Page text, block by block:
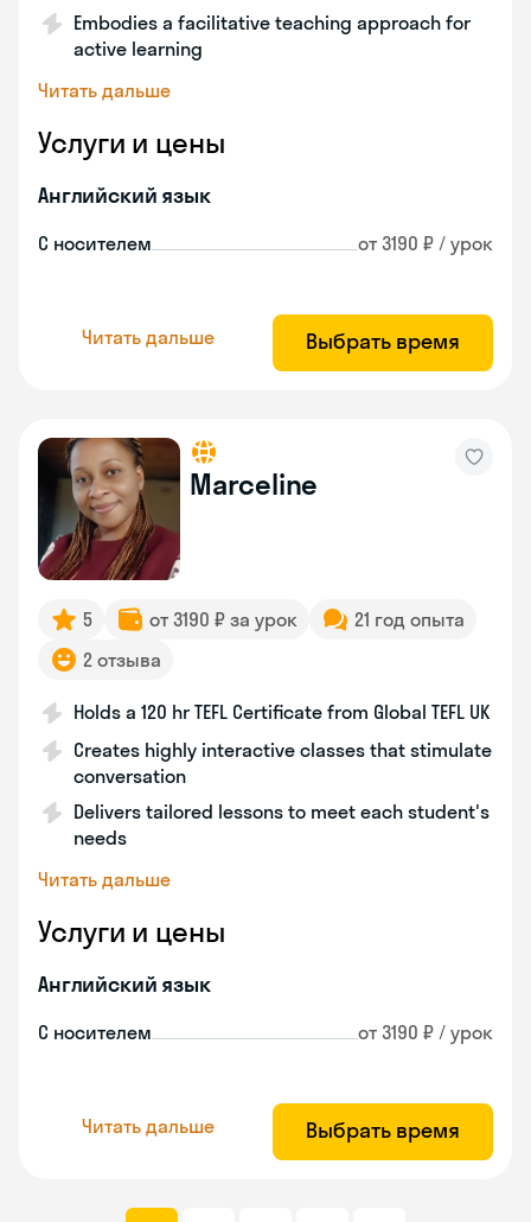
Embodies a facilitative teaching approach for
active learning
Читать дальше
Услуги и цены
Английский язык
С носителем от 3190 ₽ / урок
Читать дальше Выбрать время
Marceline
5 от 3190 ₽ за урок
21 год опыта
2 отзыва
Holds a 120 hr TEFL Certificate from Global TEFL UK
Creates highly interactive classes that stimulate
conversation
Delivers tailored lessons to meet each student's
needs
Читать дальше
Услуги и цены
Английский язык
С носителем от 3190 ₽ / урок
Читать дальше Выбрать время